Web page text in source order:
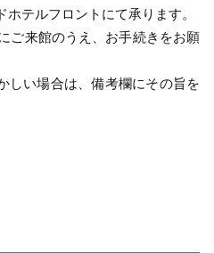
ホテルフロントにて承ります。
ご来館のうえ、お手続きをお願
しい場合は、備考欄にその旨を